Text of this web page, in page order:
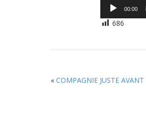
Lecteur
audio
00:00
686
« COMPAGNIE JUSTE